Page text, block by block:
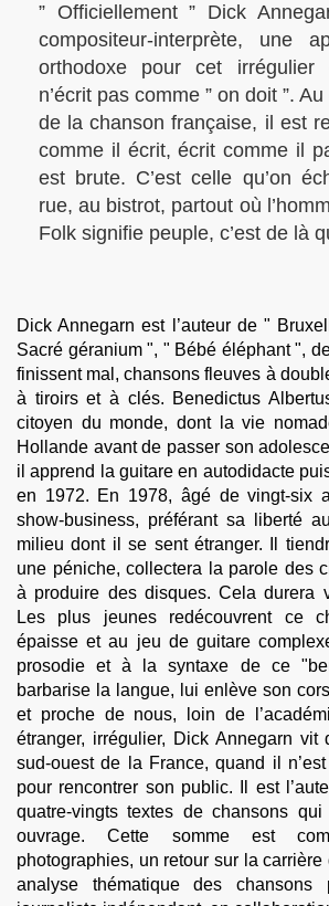
” Officiellement ” Dick
compositeur-interprète, une
orthodoxe pour cet
n’écrit pas comme ” on doit ”.
de la chanson française, il est
comme il écrit, écrit comme il
est brute. C’est celle qu’on
rue, au bistrot, partout où
Folk signifie peuple, c’est de là
Dick Annegarn est l’auteur de "
Sacré géranium ", " Bébé éléphant ",
finissent mal, chansons fleuves à
à tiroirs et à clés. Benedictus
citoyen du monde, dont la vie
Hollande avant de passer son
il apprend la guitare en autodidacte
en 1972. En 1978, âgé de vingt-six
show-business, préférant sa liberté
milieu dont il se sent étranger. Il
une péniche, collectera la parole des
à produire des disques. Cela durera
Les plus jeunes redécouvrent ce
épaisse et au jeu de guitare
prosodie et à la syntaxe de ce
barbarise la langue, lui enlève son
et proche de nous, loin de
étranger, irrégulier, Dick Annegarn
sud-ouest de la France, quand il
pour rencontrer son public. Il est
quatre-vingts textes de chansons
ouvrage. Cette somme est
photographies, un retour sur la
analyse thématique des chansons